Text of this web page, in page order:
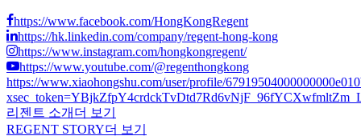
https://www.facebook.com/HongKongRegent
https://hk.linkedin.com/company/regent-hong-kong
https://www.instagram.com/hongkongregent/
https://www.youtube.com/@regenthongkong
https://www.xiaohongshu.com/user/profile/
리젠트 소개 더 보기
REGENT STORY더 보기